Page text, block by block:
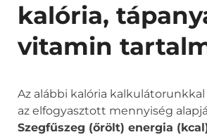
kalória,
vitamin
Az alábbi kalória
az elfogyasztott mennyiség
Szegfűszeg (őrölt) energia